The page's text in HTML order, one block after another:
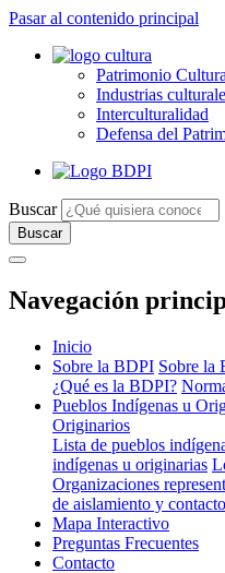
Pasar al contenido principal
Patrimonio
Industrias
Interculturalidad
Defensa del
Buscar
Navegación
Inicio
Sobre la BDPI Sobre la
¿Qué es la BDPI?
Pueblos Indígenas u
Originarios
Lista de pueblos
indígenas u originarias
Organizaciones
de aislamiento y
Mapa Interactivo
Preguntas Frecuentes
Contacto